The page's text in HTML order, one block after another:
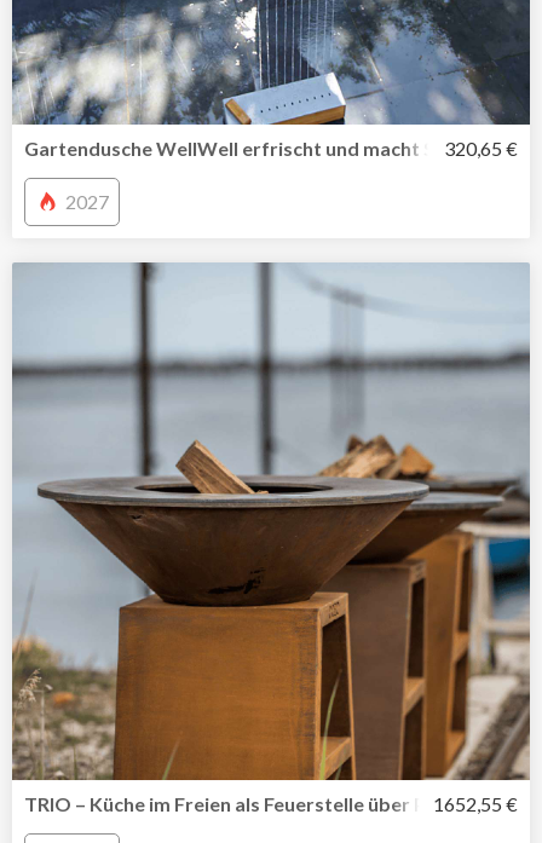
Gartendusche WellWell erfrischt und macht Spaß320,65 €
2027
TRIO – Küche im Freien als Feuerstelle über Plancha bis
1652,55 €